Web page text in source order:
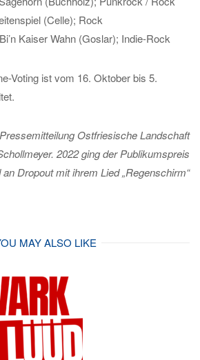
(Celle); Rock
Kaiser Wahn (Goslar); Indie-Rock
Voting ist vom 16. Oktober bis 5.
Ostfriesische Landschaft
2022 ging der Publikumspreis
Dropout mit ihrem Lied „Regenschirm“
MAY ALSO LIKE